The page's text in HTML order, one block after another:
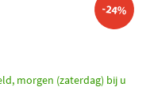
-24%
morgen (zaterdag) bij u